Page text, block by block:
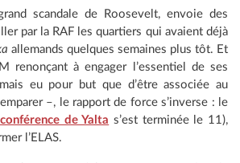
scandale de Roosevelt, envoie des
par la RAF les quartiers qui avaient déjà
allemands quelques semaines plus tôt. Et
renonçant à engager l’essentiel de ses
eu pour but que d’être associée au
–, le rapport de force s’inverse : le
conférence de Yalta s’est terminée le 11),
l’ELAS.